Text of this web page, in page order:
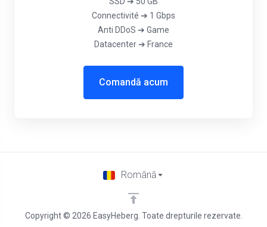
Connectivité ➔ 1 Gbps
Anti DDoS ➔ Game
Datacenter ➔ France
Comandă acum
Copyright © 2026 EasyHeberg. Toate drepturile rezervate.
Română